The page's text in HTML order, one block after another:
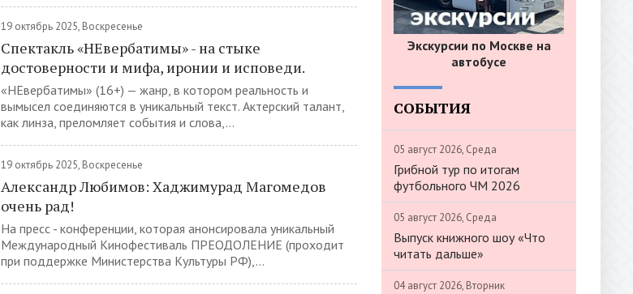
19 октябрь 2025, Воскресенье
Спектакль «НЕвербатимы» - на стыке
достоверности и мифа, иронии и исповеди.
«НЕвербатимы» (16+) — жанр, в котором реальность и
вымысел соединяются в уникальный текст. Актерский талант,
как линза, преломляет события и слова,...
19 октябрь 2025, Воскресенье
Александр Любимов: Хаджимурад Магомедов
очень рад!
На пресс - конференции, которая анонсировала уникальный
Международный Кинофестиваль ПРЕОДОЛЕНИЕ (проходит
при поддержке Министерства Культуры РФ),...
Экскурсии по Москве на
автобусе
СОБЫТИЯ
05 август 2026, Среда
Грибной тур по итогам
футбольного ЧМ 2026
05 август 2026, Среда
Выпуск книжного шоу «Что
читать дальше»
04 август 2026, Вторник